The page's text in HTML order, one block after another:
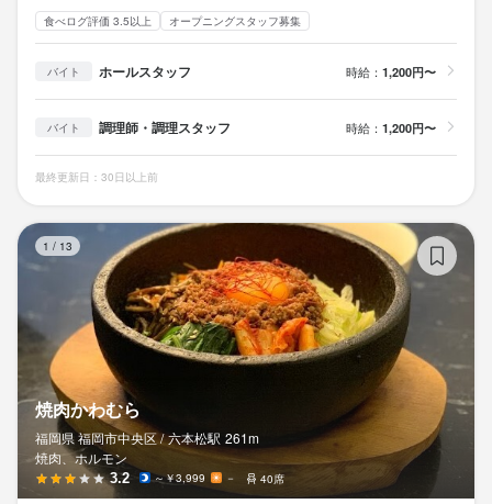
食べログ評価 3.5以上 オープニングスタッフ募集
バイト ホールスタッフ 時給： 1,200円〜
バイト 調理師・調理スタッフ 時給： 1,200円〜
最終更新日：30日以上前
1 / 13
焼肉かわむら
福岡県 福岡市中央区 / 六本松駅 261m
焼肉、ホルモン
3.2 ～￥3,999 － 40席